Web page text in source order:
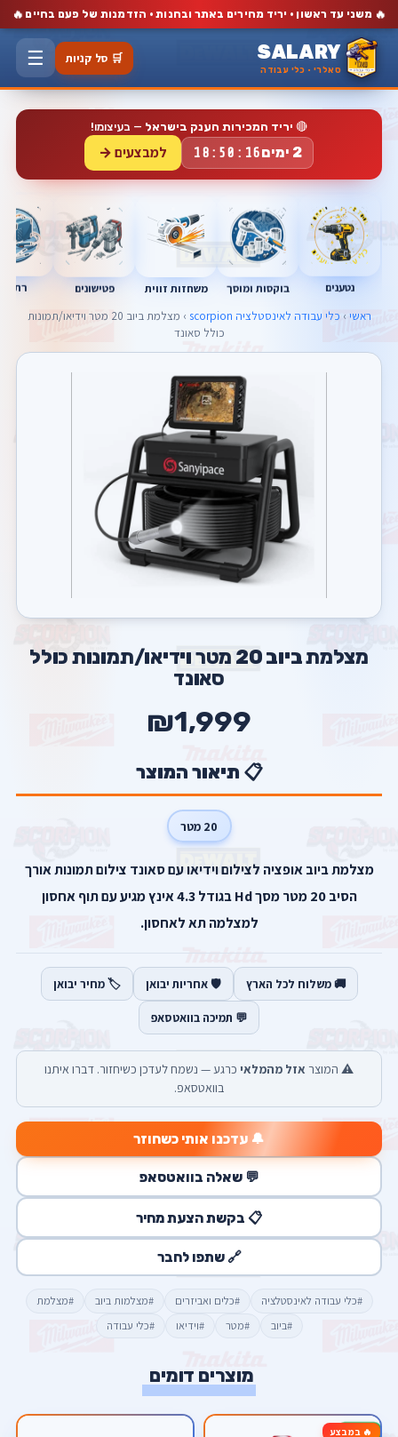
🔥 משני עד ראשון · יריד מחירים באתר ובחנות · הזדמנות של פעם בחיים 🔥
SALARY
סאלרי · כלי עבודה
🛒 סל קניות ☰
🔴 יריד המכירות הענק בישראל — בעיצומו!
2 ימים 18:50:15 למבצעים →
נטענים בוקסות ומוסך משחזות זווית פטישונים
ראשי › כלי עבודה לאינסטלציה scorpion
› מצלמת ביוב 20 מטר וידיאו/תמונות
כולל סאונד
מצלמת ביוב 20 מטר וידיאו/תמונות כולל
סאונד
₪1,999
📋 תיאור המוצר
20 מטר
מצלמת ביוב אופציה לצילום וידיאו עם סאונד צילום תמונות אורך
הסיב 20 מטר מסך Hd בגודל 4.3 אינץ מגיע עם תוף אחסון
למצלמה תא לאחסון.
🚚 משלוח לכל הארץ 🛡️ אחריות יבואן 🏷️ מחיר יבואן
💬 תמיכה בוואטסאפ
⚠️ המוצר אזל מהמלאי כרגע — נשמח לעדכן כשיחזור. דברו איתנו
בוואטסאפ.
🔔 עדכנו אותי כשחוזר
💬 שאלה בוואטסאפ
📋 בקשת הצעת מחיר
🔗 שתפו לחבר
#כלי עבודה לאינסטלציה #כלים ואביזרים #מצלמות ביוב
#מצלמת
#ביוב
#מטר #וידיאו #כלי עבודה
מוצרים דומים
🔥 במבצע-31%